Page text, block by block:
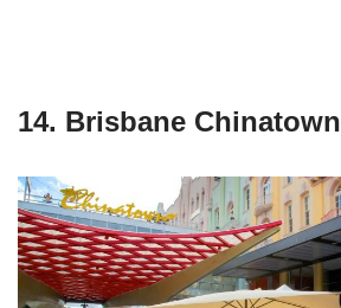
14. Brisbane Chinatown